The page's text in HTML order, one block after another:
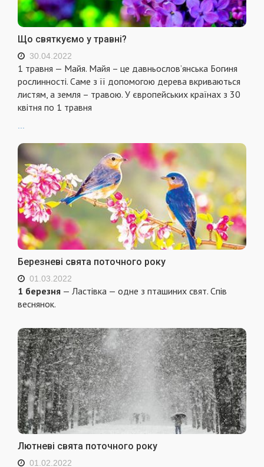
Що святкуємо у травні?
30.04.2022
1 травня — Майя. Майя – це давньослов’янська Богиня
рослинності. Саме з її допомогою дерева вкриваються
листям, а земля – травою. У європейських країнах з 30
квітня по 1 травня
...
Березневі свята поточного року
01.03.2022
1 березня — Ластівка — одне з пташиних свят. Спів
веснянок.
Лютневі свята поточного року
01.02.2022